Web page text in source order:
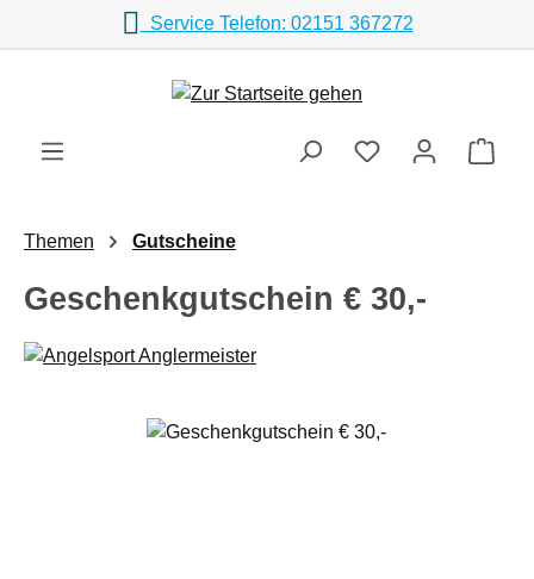
Zum Hauptinhalt springenService Telefon: 02151 367272
Themen Gutscheine
Geschenkgutschein € 30,-
Bildergalerie überspringen